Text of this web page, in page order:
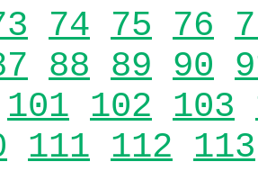
74 75 76
88 89 90
101 102 103
111 112 113